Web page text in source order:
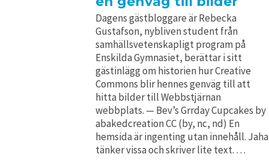
Dagens gästbloggare är Rebecka
Gustafson, nybliven student från
samhällsvetenskapligt program på
Enskilda Gymnasiet, berättar i sitt
gästinlägg om historien hur Creative
Commons blir hennes genväg till att
hitta bilder till Webbstjärnan
webbplats. — Bev’s Grrday Cupcakes by
abakedcreation CC (by, nc, nd) En
hemsida är ingenting utan innehåll. Jaha
tänker vissa och skriver lite text. …